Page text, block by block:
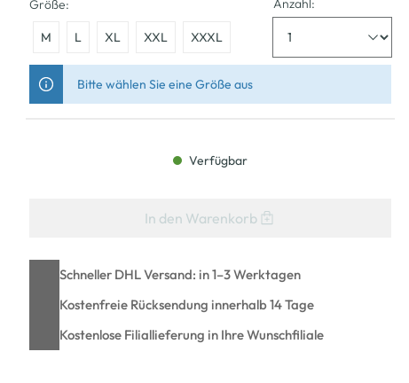
Größe:
M L XL XXL XXXL
Bitte wählen Sie eine Größe aus
Verfügbar
In den Warenkorb
Schneller DHL Versand: in 1–3 Werktagen
Kostenfreie Rücksendung innerhalb 14 Tage
Kostenlose Filiallieferung in Ihre Wunschfiliale